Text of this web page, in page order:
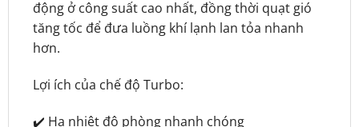
động ở công suất cao nhất, đồng thời quạt gió
tăng tốc để đưa luồng khí lạnh lan tỏa nhanh
hơn.
Lợi ích của chế độ Turbo:
✔️ Hạ nhiệt độ phòng nhanh chóng